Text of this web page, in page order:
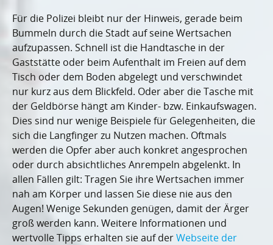
Für die Polizei bleibt nur der Hinweis, gerade beim
Bummeln durch die Stadt auf seine Wertsachen
aufzupassen. Schnell ist die Handtasche in der
Gaststätte oder beim Aufenthalt im Freien auf dem
Tisch oder dem Boden abgelegt und verschwindet
nur kurz aus dem Blickfeld. Oder aber die Tasche mit
der Geldbörse hängt am Kinder- bzw. Einkaufswagen.
Dies sind nur wenige Beispiele für Gelegenheiten, die
sich die Langfinger zu Nutzen machen. Oftmals
werden die Opfer aber auch konkret angesprochen
oder durch absichtliches Anrempeln abgelenkt. In
allen Fällen gilt: Tragen Sie ihre Wertsachen immer
nah am Körper und lassen Sie diese nie aus den
Augen! Wenige Sekunden genügen, damit der Ärger
groß werden kann. Weitere Informationen und
wertvolle Tipps erhalten sie auf derWebseite der